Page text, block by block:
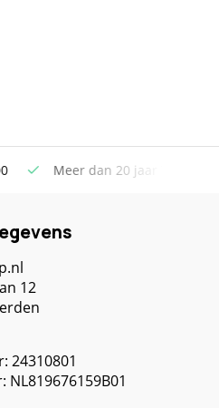
Meer dan 20 jaar Telecom
12
24310801
NL819676159B01